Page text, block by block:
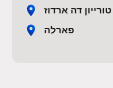
טורייון דה ארדוז
פארלה